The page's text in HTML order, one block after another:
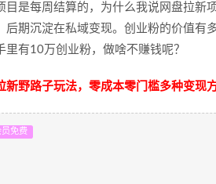
目是每周结算的，为什么我说网盘拉新
后期沉淀在私域变现。创业粉的价值有
里有10万创业粉，做啥不赚钱呢？
新野路子玩法，零成本零门槛多种变现
员免费